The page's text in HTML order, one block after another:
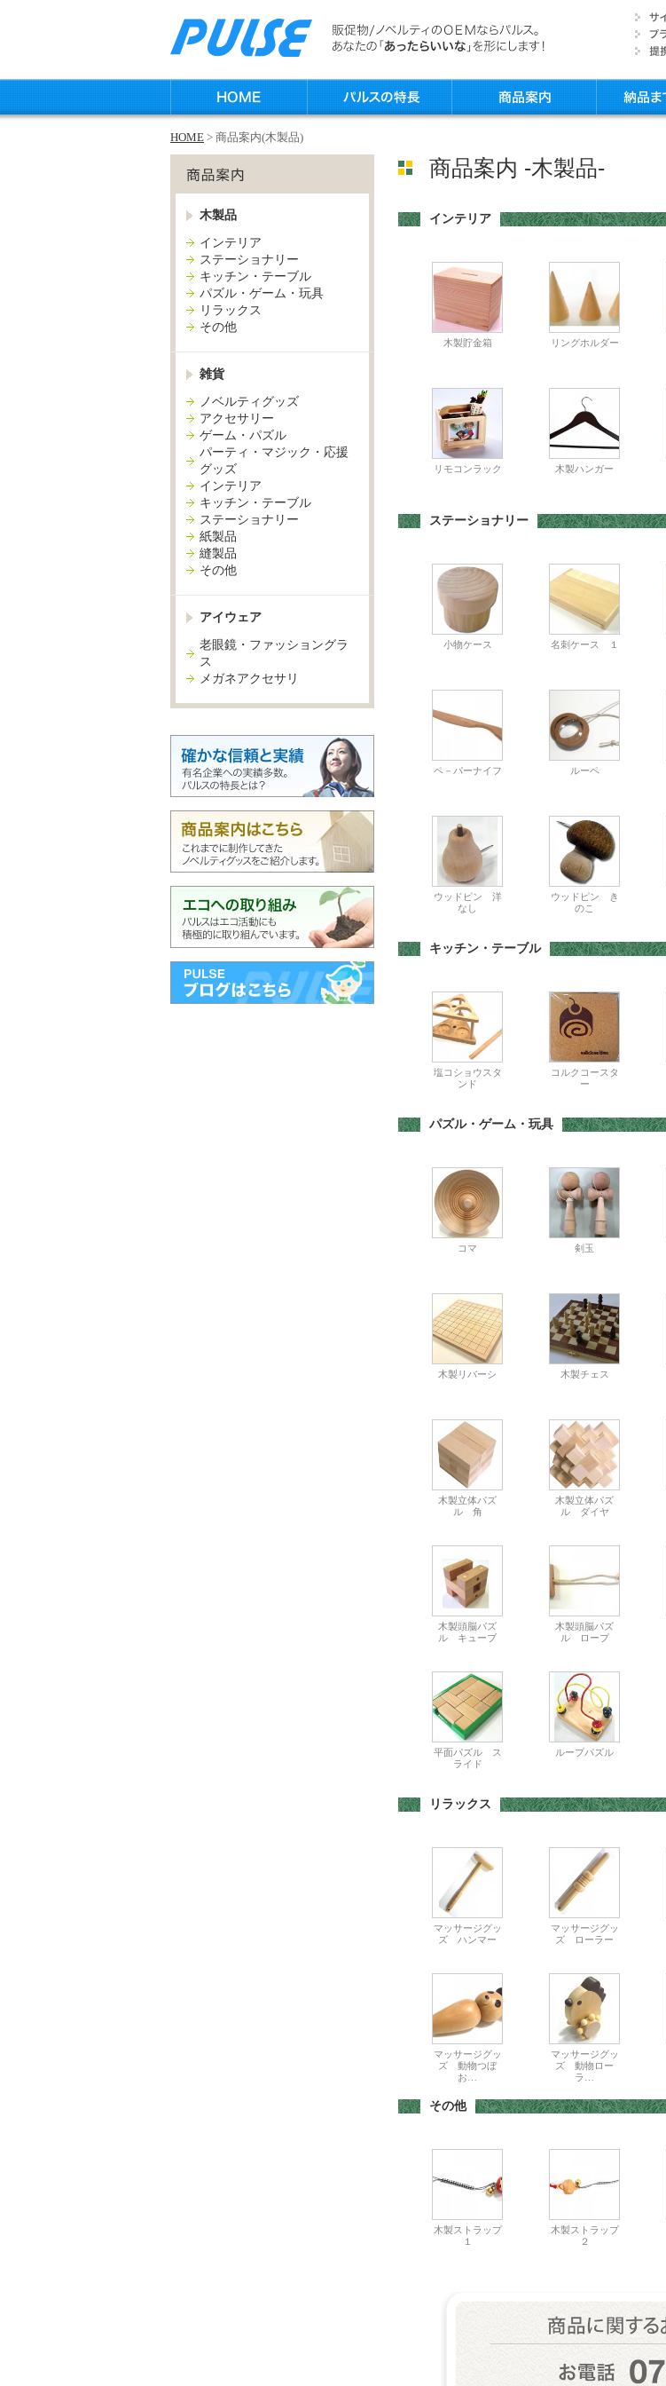
HOME > 商品案内(木製品)
木製品
インテリア
ステーショナリー
キッチン・テーブル
パズル・ゲーム・玩具
リラックス
その他
雑貨
ノベルティグッズ
アクセサリー
ゲーム・パズル
パーティ・マジック・応援
グッズ
インテリア
キッチン・テーブル
ステーショナリー
紙製品
縫製品
その他
アイウェア
老眼鏡・ファッショングラ
ス
メガネアクセサリ
商品案内 -木製品-
インテリア
木製貯金箱 リングホルダー
リモコンラック 木製ハンガー
ステーショナリー
小物ケース 名刺ケース １
ペ－パーナイフ ルーペ
ウッドピン 洋
なし
ウッドピン き
のこ
キッチン・テーブル
塩コショウスタ
ンド
コルクコースタ
ー
パズル・ゲーム・玩具
コマ 剣玉
木製リバーシ 木製チェス
木製立体パズ
ル 角
木製立体パズ
ル ダイヤ
木製頭脳パズ
ル キューブ
木製頭脳パズ
ル ロープ
平面パズル ス
ライド
ループパズル
リラックス
マッサージグッ
ズ ハンマー
マッサージグッ
ズ ローラー
マッサージグッ
ズ 動物つぼ
お…
マッサージグッ
ズ 動物ロー
ラ…
その他
木製ストラップ
１
木製ストラップ
２